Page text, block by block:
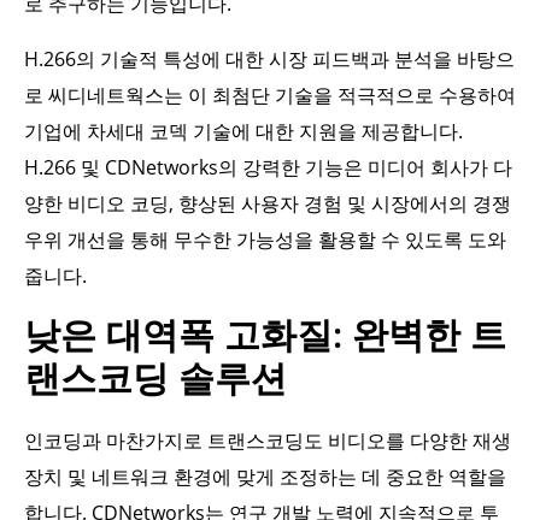
H.266의 기술적 특성에 대한 시장 피드백과 분석을 바탕으
로 씨디네트웍스는 이 최첨단 기술을 적극적으로 수용하여
기업에 차세대 코덱 기술에 대한 지원을 제공합니다.
H.266 및 CDNetworks의 강력한 기능은 미디어 회사가 다
양한 비디오 코딩, 향상된 사용자 경험 및 시장에서의 경쟁
우위 개선을 통해 무수한 가능성을 활용할 수 있도록 도와
줍니다.
낮은 대역폭 고화질: 완벽한 트
랜스코딩 솔루션
인코딩과 마찬가지로 트랜스코딩도 비디오를 다양한 재생
장치 및 네트워크 환경에 맞게 조정하는 데 중요한 역할을
합니다. CDNetworks는 연구 개발 노력에 지속적으로 투